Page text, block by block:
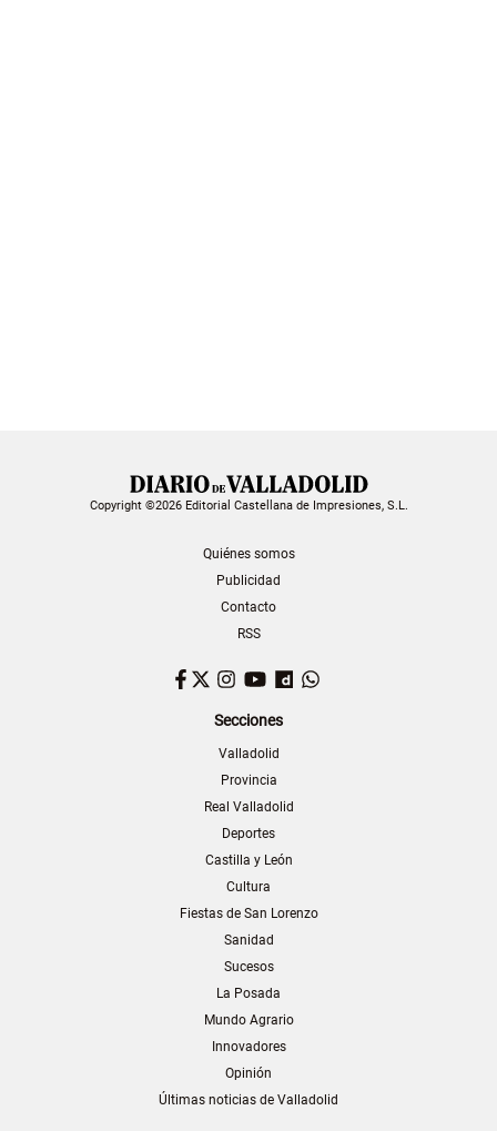
Copyright ©2026 Editorial Castellana de Impresiones, S.L.
Quiénes somos
Publicidad
Contacto
RSS
Facebook
TwitterInstagram
YouTubeDailymotion
Secciones
Valladolid
Provincia
Real Valladolid
Deportes
Castilla y León
Cultura
Fiestas de San Lorenzo
Sanidad
Sucesos
La Posada
Mundo Agrario
Innovadores
Opinión
Últimas noticias de Valladolid